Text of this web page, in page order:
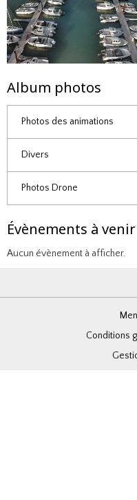
Album photos
Photos des animations
Divers
Photos Drone
Évènements à venir
Aucun évènement à afficher.
Conditions